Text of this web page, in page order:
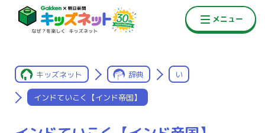
キッズネット 辞典 い
インドていこく【インド帝国】